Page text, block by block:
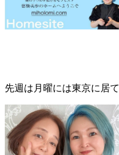
先週は月曜には東京に居て